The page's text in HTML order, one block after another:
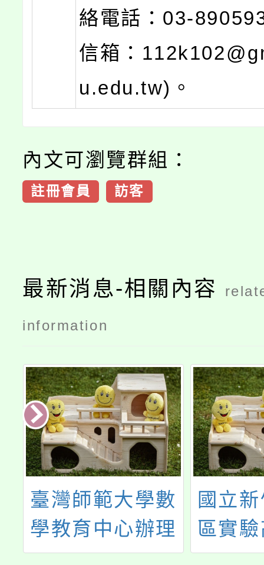
絡電話：03-
信箱：
u.edu.tw)。
內文可瀏覽群組：
註冊會員 訪客
最新消息-相關內容
information
國立新竹科學園
區實驗高級中等
學校113學年度
南臺
人南
辦理「